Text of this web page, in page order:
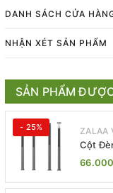
DANH SÁCH CỬA
NHẬN XÉT SẢN PHẨM
SẢN PHẨM
- 25% ZALAA
Cột
ZSR-